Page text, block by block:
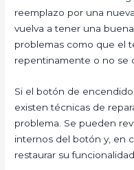
reemplazo por una
vuelva a tener una
problemas como que el
repentinamente o no se
Si el botón de
existen técnicas de
problema. Se pueden
internos del botón y, en
restaurar su funcionalidad.